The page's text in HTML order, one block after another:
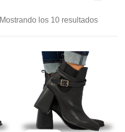
Mostrando los 10 resultados